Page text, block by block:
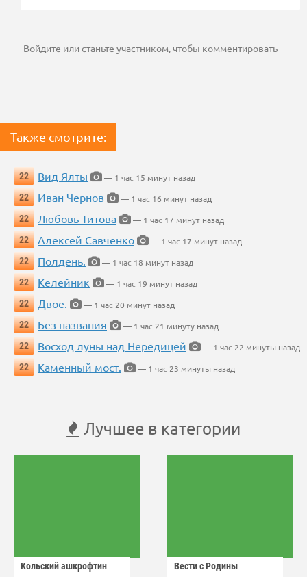
Войдите илистаньте участником, чтобы комментировать
Также смотрите:
22 Вид Ялты
— 1 час 15 минут назад
22
Иван Чернов
— 1 час 16 минут назад
22
Любовь Титова
— 1 час 17 минут назад
22
Алексей Савченко
— 1 час 17 минут назад
22
Полдень.
— 1 час 18 минут назад
22
Келейник
— 1 час 19 минут назад
22
Двое.
— 1 час 20 минут назад
22
Без названия
— 1 час 21 минуту назад
22
Восход луны над Нередицей
— 1 час 22 минуты назад
22
Каменный мост. — 1 час 23 минуты назад
Лучшее в категории
Кольский ашкрофтин Вести с Родины